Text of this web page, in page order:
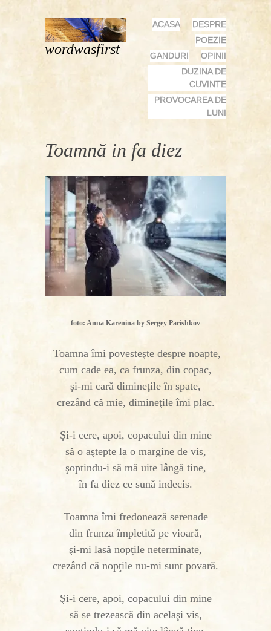
wordwasfirst
MENU
SKIP
CONTENT
ACASA
DESPRE
POEZIE
GANDURI
OPINII
DUZINA DE
CUVINTE
PROVOCAREA DE
LUNI
Toamnă in fa diez
foto: Anna Karenina by Sergey Parishkov
Toamna îmi povesteşte despre noapte,
cum cade ea, ca frunza, din copac,
şi-mi cară dimineţile în spate,
crezând că mie, dimineţile îmi plac.
Şi-i cere, apoi, copacului din mine
să o aştepte la o margine de vis,
şoptindu-i să mă uite lângă tine,
în fa diez ce sună indecis.
Toamna îmi fredonează serenade
din frunza împletită pe vioară,
şi-mi lasă nopţile neterminate,
crezând că nopţile nu-mi sunt povară.
Şi-i cere, apoi, copacului din mine
să se trezească din acelaşi vis,